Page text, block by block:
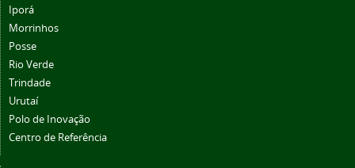
Iporá
Morrinhos
Posse
Rio Verde
Trindade
Urutaí
Polo de Inovação
Centro de Referência